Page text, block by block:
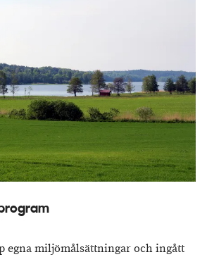
egna miljömålsättningar och ingått